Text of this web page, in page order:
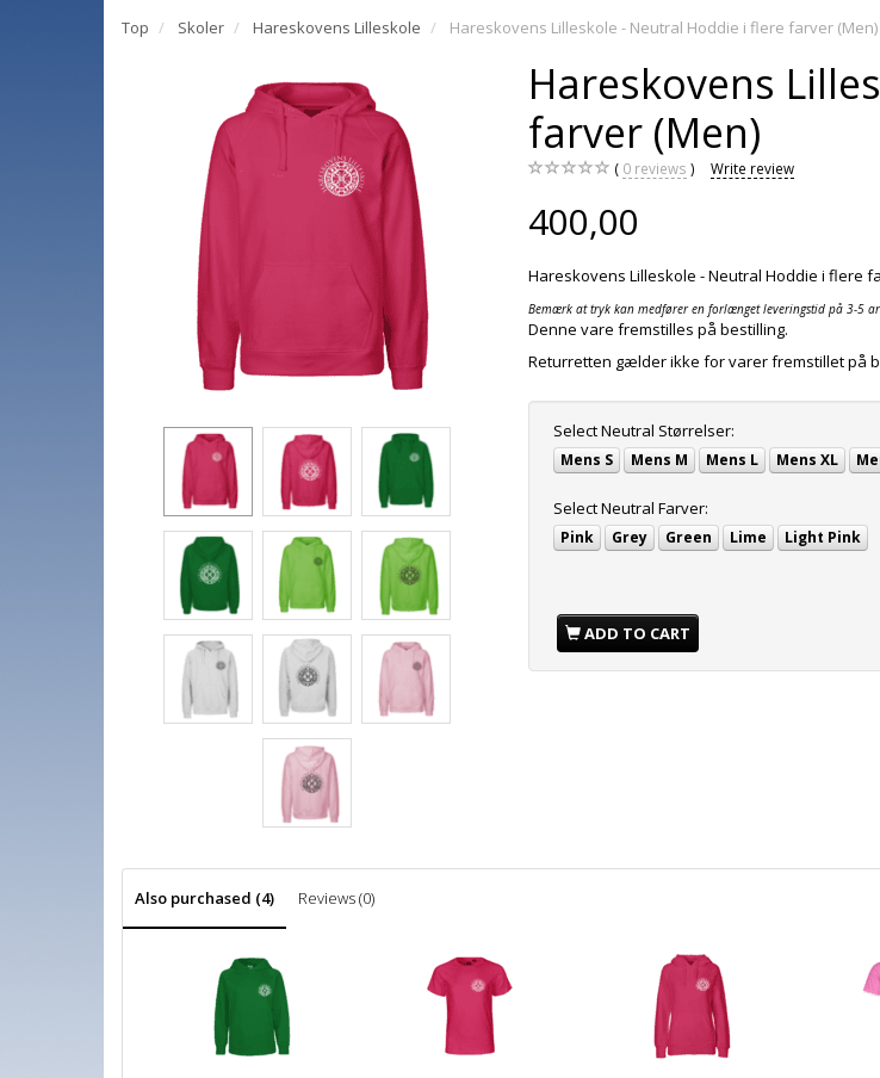
Top Skoler Hareskovens Lilleskole Hareskovens Lilleskole - Neutral Hoddie i flere farver (Men)
Hareskovens
farver (Men)
0 reviews Write review
400,00
Hareskovens Lilleskole - Neutral Hoddie i flere
Bemærk at tryk kan medfører en forlænget leveringstid på 3-5
Denne vare fremstilles på bestilling.
Returretten gælder ikke for varer fremstillet på
SelectNeutral Størrelser:
Mens S Mens M Mens L Mens XL
SelectNeutral Farver:
Pink Grey Green Lime Light Pink
ADD TO CART
Also purchased (4) Reviews (0)